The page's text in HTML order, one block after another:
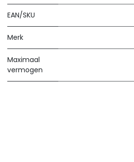
EAN/SKU
Merk
Maximaal
vermogen